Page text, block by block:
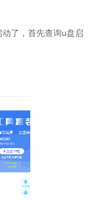
了，首先查询u盘启